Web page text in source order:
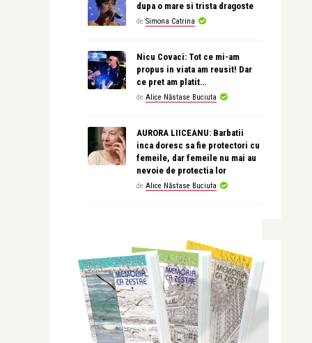
dupa o mare si trista dragoste
de Simona Catrina
Nicu Covaci: Tot ce mi-am
propus in viata am reusit! Dar
ce pret am platit…
de Alice Năstase Buciuta
AURORA LIICEANU: Barbatii
inca doresc sa fie protectori cu
femeile, dar femeile nu mai au
nevoie de protectia lor
de Alice Năstase Buciuta